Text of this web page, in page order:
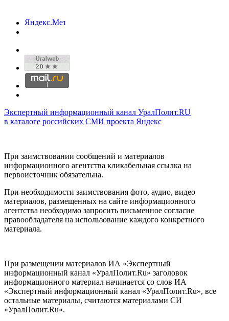
Экспертный информационный канал УралПолит.RU
в каталоге российских СМИ проекта Яндекс
При заимствовании сообщений и материалов
информационного агентства кликабельная ссылка на
первоисточник обязательна.
При необходимости заимствования фото, аудио, видео
материалов, размещенных на сайте информационного
агентства необходимо запросить письменное согласие
правообладателя на использование каждого конкретного
материала.
При размещении материалов ИА «Экспертный
информационный канал «УралПолит.Ru» заголовок
информационного материал начинается со слов ИА
«Экспертный информационный канал «УралПолит.Ru», все
остальные материалы, считаются материалами СИ
«УралПолит.Ru».